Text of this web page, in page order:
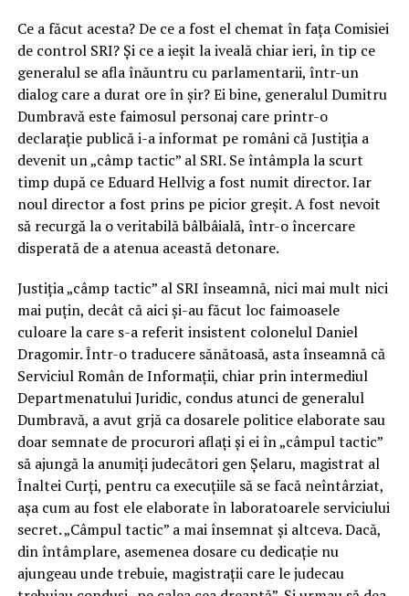
Ce a făcut acesta? De ce a fost el chemat în fața Comisiei
de control SRI? Și ce a ieșit la iveală chiar ieri, în tip ce
generalul se afla înăuntru cu parlamentarii, într-un
dialog care a durat ore în șir? Ei bine, generalul Dumitru
Dumbravă este faimosul personaj care printr-o
declarație publică i-a informat pe români că Justiția a
devenit un „câmp tactic” al SRI. Se întâmpla la scurt
timp după ce Eduard Hellvig a fost numit director. Iar
noul director a fost prins pe picior greșit. A fost nevoit
să recurgă la o veritabilă bâlbâială, într-o încercare
disperată de a atenua această detonare.
Justiția „câmp tactic” al SRI înseamnă, nici mai mult nici
mai puțin, decât că aici și-au făcut loc faimoasele
culoare la care s-a referit insistent colonelul Daniel
Dragomir. Într-o traducere sănătoasă, asta înseamnă că
Serviciul Român de Informații, chiar prin intermediul
Departmenatului Juridic, condus atunci de generalul
Dumbravă, a avut grjă ca dosarele politice elaborate sau
doar semnate de procurori aflați și ei în „câmpul tactic”
să ajungă la anumiți judecători gen Șelaru, magistrat al
Înaltei Curți, pentru ca execuțiile să se facă neîntârziat,
așa cum au fost ele elaborate în laboratoarele serviciului
secret. „Câmpul tactic” a mai însemnat și altceva. Dacă,
din întâmplare, asemenea dosare cu dedicație nu
ajungeau unde trebuie, magistrații care le judecau